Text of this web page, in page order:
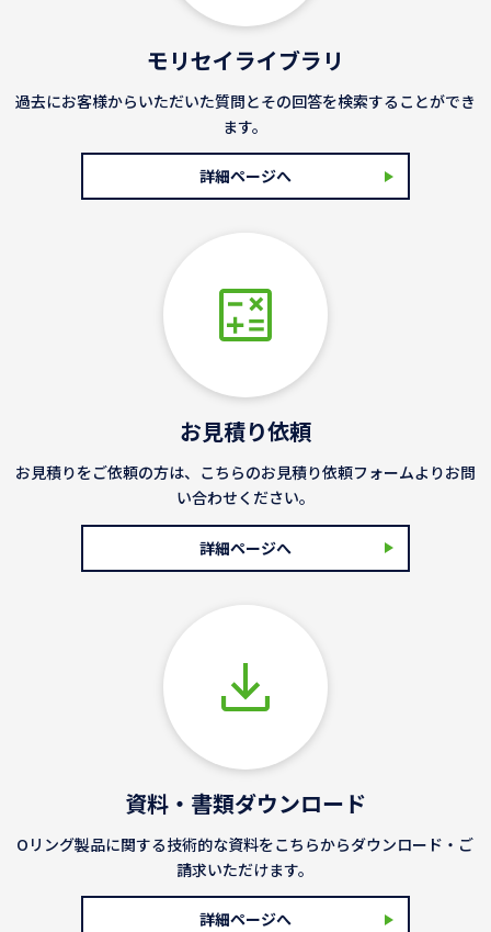
モリセイライブラリ
過去にお客様からいただいた質問とその回答を検索することができ
ます。
詳細ページへ
お見積り依頼
お見積りをご依頼の方は、こちらのお見積り依頼フォームよりお問
い合わせください。
詳細ページへ
資料・書類ダウンロード
Oリング製品に関する技術的な資料をこちらからダウンロード・ご
請求いただけます。
詳細ページへ